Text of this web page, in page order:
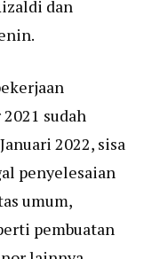
dan
sudah
2022, sisa
penyelesaian
umum,
pembuatan